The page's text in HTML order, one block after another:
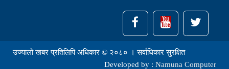
उज्यालो खबर प्रतिलिपि अधिकार © २०८० । सर्वाधिकार सुरक्षित
Developed by : Namuna Computer